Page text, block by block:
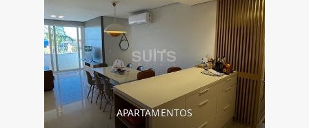
APARTAMENTOS